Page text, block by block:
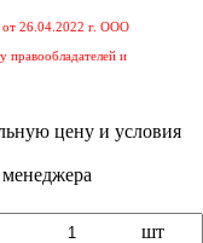
от 26.04.2022 г. ООО
правообладателей и
цену и условия
шт